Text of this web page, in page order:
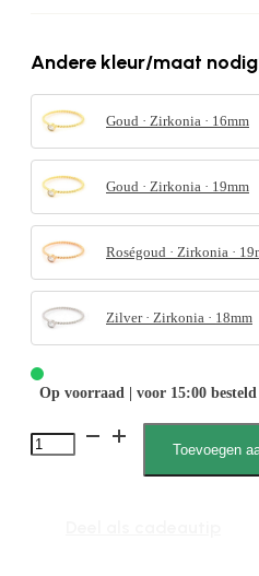
Andere kleur/maat
Goud · Zirkonia · 16mm
Goud · Zirkonia · 19mm
Roségoud · Zirkonia ·
Zilver · Zirkonia · 18mm
Op voorraad | voor 15:00
4076
Toevoegen